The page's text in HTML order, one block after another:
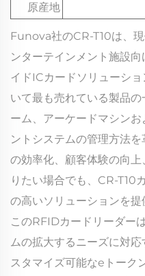
原産地
Funova社のCR-T10は、
ンターテインメント施設
イドICカードソリューシ
いて最も売れている製品
ーム、アーケードマシン
ントシステムの管理方法
の効率化、顧客体験の向
りたい場合でも、CR-T10
の高いソリューションを提
このRFIDカードリーダー
ムの拡大するニーズに対
スタマイズ可能なeトーク